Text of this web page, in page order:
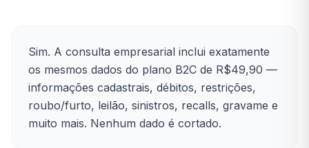
Sim. A consulta empresarial inclui exatamente
os mesmos dados do plano B2C de R$49,90 —
informações cadastrais, débitos, restrições,
roubo/furto, leilão, sinistros, recalls, gravame e
muito mais. Nenhum dado é cortado.